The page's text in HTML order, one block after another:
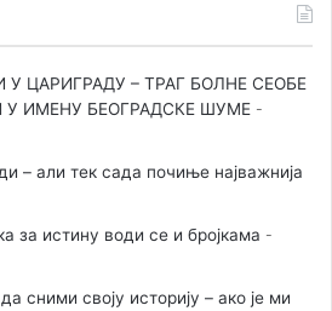
У ЦАРИГРАДУ – ТРАГ БОЛНЕ СЕОБЕ
ИМЕНУ БЕОГРАДСКЕ ШУМЕ
– али тек сада почиње најважнија
за истину води се и бројкама
сними своју историју – ако је ми